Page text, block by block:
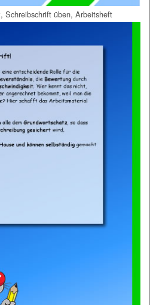
Schreibschrift üben, Arbeitsheft